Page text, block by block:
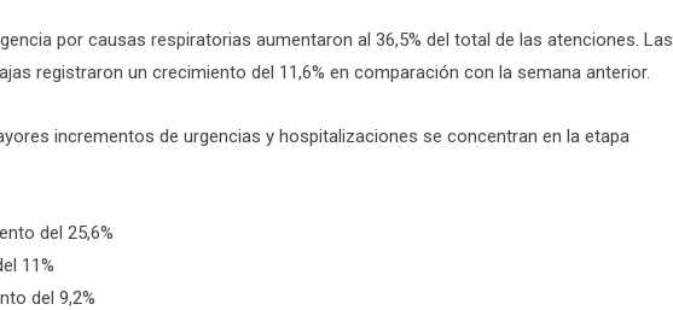
por causas respiratorias aumentaron al 36,5% del total de las atenciones. Las
registraron un crecimiento del 11,6% en comparación con la semana anterior.
incrementos de urgencias y hospitalizaciones se concentran en la etapa
del 25,6%
11%
del 9,2%